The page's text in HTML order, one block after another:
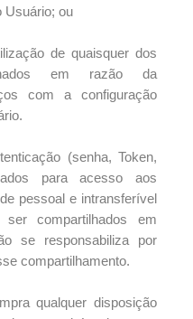
Usuário; ou
de quaisquer dos
em razão da
com a configuração
(senha, Token,
para acesso aos
pessoal e intransferível
compartilhados em
se responsabiliza por
compartilhamento.
qualquer disposição